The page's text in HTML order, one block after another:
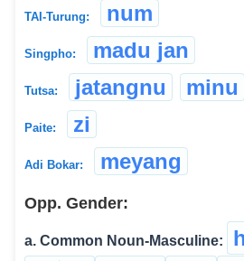
TAI-Turung: num
Singpho: madu jan
Tutsa: jatangnu minu
Paite: zi
Adi Bokar: meyang
Opp. Gender:
a. Common Noun-Masculine: